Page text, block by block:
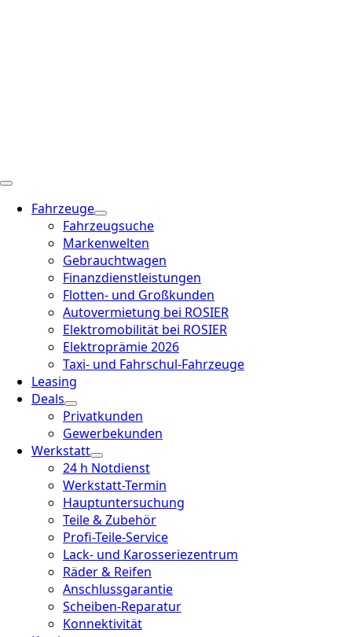
Fahrzeuge
Fahrzeugsuche
Markenwelten
Gebrauchtwagen
Finanzdienstleistungen
Flotten- und Großkunden
Autovermietung bei ROSIER
Elektromobilität bei ROSIER
Elektroprämie 2026
Taxi- und Fahrschul-Fahrzeuge
Leasing
Deals
Privatkunden
Gewerbekunden
Werkstatt
24 h Notdienst
Werkstatt-Termin
Hauptuntersuchung
Teile & Zubehör
Profi-Teile-Service
Lack- und Karosseriezentrum
Räder & Reifen
Anschlussgarantie
Scheiben-Reparatur
Konnektivität